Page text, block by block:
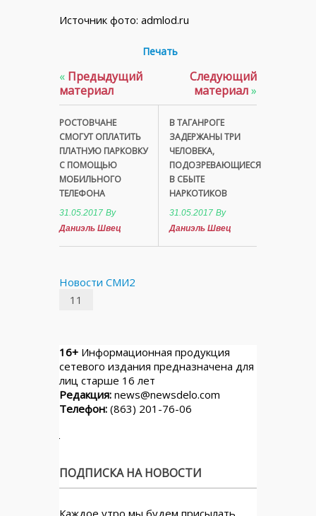
Источник фото: admlod.ru
Печать
« Предыдущий
материал
РОСТОВЧАНЕ
СМОГУТ ОПЛАТИТЬ
ПЛАТНУЮ ПАРКОВКУ
С ПОМОЩЬЮ
МОБИЛЬНОГО
ТЕЛЕФОНА
31.05.2017 By
Даниэль Швец
Следующий
материал»
В ТАГАНРОГЕ
ЗАДЕРЖАНЫ ТРИ
ЧЕЛОВЕКА,
ПОДОЗРЕВАЮЩИЕСЯ
В СБЫТЕ
НАРКОТИКОВ
31.05.2017 By
Даниэль Швец
Новости СМИ2
11
16+ Информационная продукция
сетевого издания предназначена для
лиц старше 16 лет
Редакция: news@newsdelo.com
Телефон: (863) 201-76-06
ПОДПИСКА НА НОВОСТИ